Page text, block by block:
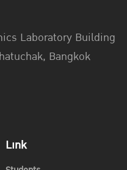
Laboratory Building
Bangkok
Link